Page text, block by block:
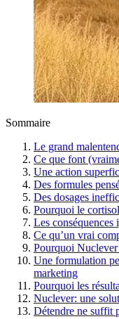
Sommaire
Le grand
Ce que font
Une action
Des formules
Des dosages
Pourquoi le
Les conséquences
Ce qu’un vrai
Pourquoi Nuclever
Une formulation
marketing
Pourquoi les
Nuclever: une
Détendre ne suffit